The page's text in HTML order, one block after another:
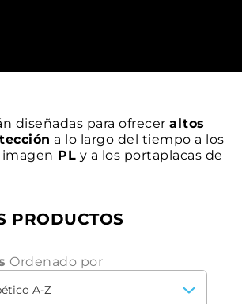
diseñadas para ofrecer altos
a lo largo del tiempo a los
PL y a los portaplacas de
PRODUCTOS
Ordenado por